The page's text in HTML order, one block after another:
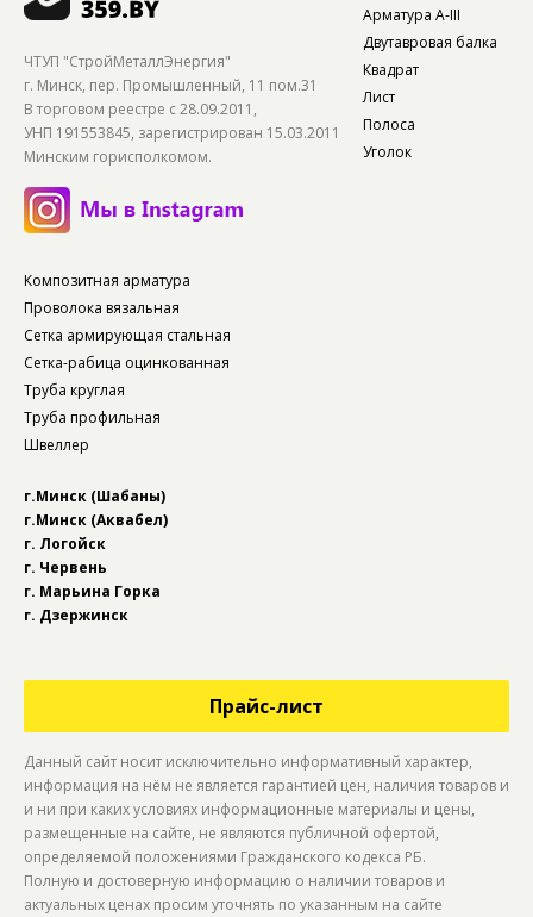
ЧТУП "СтройМеталлЭнергия"
г. Минск, пер. Промышленный, 11 пом.31
В торговом реестре с 28.09.2011,
УНП 191553845, зарегистрирован 15.03.2011
Минским горисполкомом.
Арматура А-III
Двутавровая балка
Квадрат
Лист
Полоса
Уголок
Композитная арматура
Проволока вязальная
Сетка армирующая стальная
Сетка-рабица оцинкованная
Труба круглая
Труба профильная
Швеллер
г.Минск (Шабаны)
г.Минск (Аквабел)
г. Логойск
г. Червень
г. Марьина Горка
г. Дзержинск
Прайс-лист
Данный сайт носит исключительно информативный характер,
информация на нём не является гарантией цен, наличия товаров и
и ни при каких условиях информационные материалы и цены,
размещенные на сайте, не являются публичной офертой,
определяемой положениями Гражданского кодекса РБ.
Полную и достоверную информацию о наличии товаров и
актуальных ценах просим уточнять по указанным на сайте